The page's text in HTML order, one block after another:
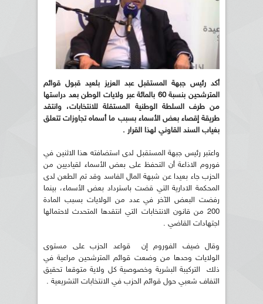
أكد رئيس جبهة المستقبل عبد العزيز بلعيد قبول قوائم
المترشحين بنسبة 60 بالمائة عبر ولايات الوطن بعد دراستها
من طرف السلطة الوطنية المستقلة للانتخابات، وانتقد
طريقة إقصاء بعض الأسماء بسبب ما أسماه تجاوزات تتعلق
بغياب السند القاوني لهذا القرار .
واعتبر رئيس جبهة المستقبل لدى استضافته هذا الاثنين في
فوروم الاذاعة أن التحفظ على بعض الأسماء لقياديين من
الحزب جاء بعيدا عن شبهة المال الفاسد وقد تم الطعن لدى
المحكمة الادارية التي قضت باسترداد بعض الأسماء، بينما
رفضت البعض الآخر في عدد من الولايات بسبب المادة
200 من قانون الانتخابات التي انتقدها المتحدث لاحتمالها
اجتهادات القاضي .
وقال ضيف الفوروم إن قواعد الحزب على مستوى
الولايات وحدها من وضعت قوائم المترشحين مراعية في
ذلك التركيبة البشرية وخصوصية كل ولاية متوقعا تحقيق
التفاف شعبي حول قوائم الحزب في الانتخابات التشريعية .